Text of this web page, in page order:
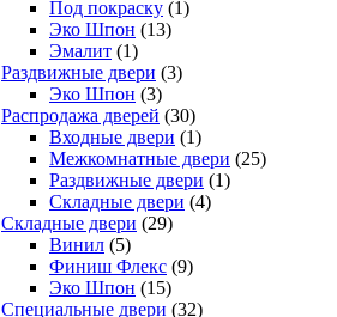
Под покраску (1)
Эко Шпон (13)
Эмалит (1)
Раздвижные двери (3)
Эко Шпон (3)
Распродажа дверей (30)
Входные двери (1)
Межкомнатные двери (25)
Раздвижные двери (1)
Складные двери (4)
Складные двери (29)
Винил (5)
Финиш Флекс (9)
Эко Шпон (15)
Специальные двери (32)